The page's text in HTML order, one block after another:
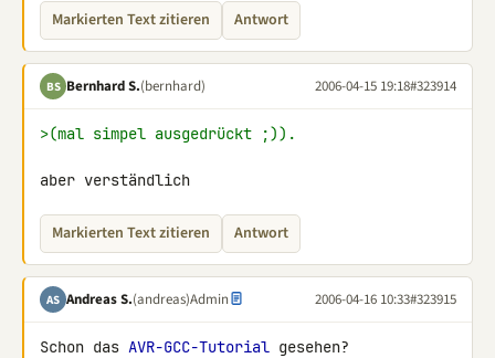
Markierten Text zitieren Antwort
BS Bernhard S.(bernhard) 2006-04-15 19:18#323914
>(mal simpel ausgedrückt ;)).
aber verständlich
Markierten Text zitieren Antwort
AS Andreas S.(andreas)Admin 2006-04-16 10:33#323915
Schon das AVR-GCC-Tutorial gesehen?